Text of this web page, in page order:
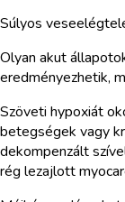
Súlyos
Olyan akut
eredményezhetik,
Szöveti hypoxiát
betegségek vagy
dekompenzált
rég lezajlott